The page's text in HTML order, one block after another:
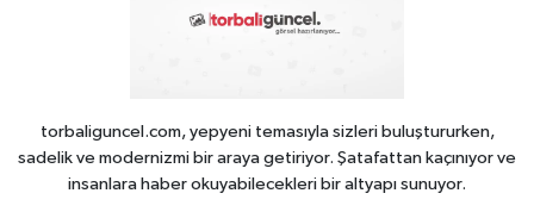
torbaliguncel.com, yepyeni temasıyla sizleri buluştururken,
sadelik ve modernizmi bir araya getiriyor. Şatafattan kaçınıyor ve
insanlara haber okuyabilecekleri bir altyapı sunuyor.